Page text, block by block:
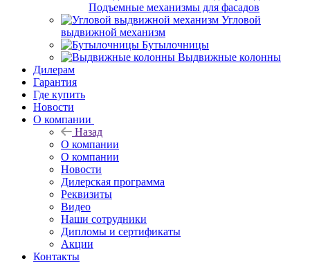
Подъемные механизмы для фасадов
Угловой
выдвижной механизм
Бутылочницы
Выдвижные колонны
Дилерам
Гарантия
Где купить
Новости
О компании
Назад
О компании
О компании
Новости
Дилерская программа
Реквизиты
Видео
Наши сотрудники
Дипломы и сертификаты
Акции
Контакты